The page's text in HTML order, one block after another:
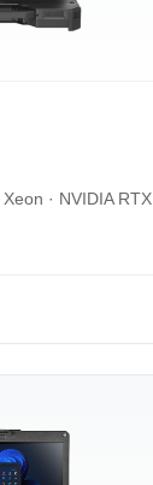
· NVIDIA RTX